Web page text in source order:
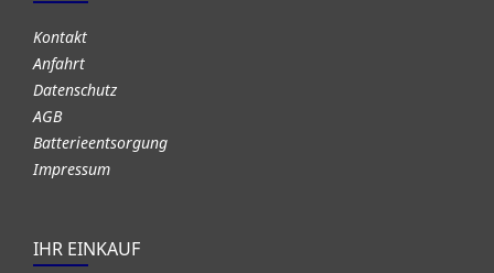
Kontakt
Anfahrt
Datenschutz
AGB
Batterieentsorgung
Impressum
IHR EINKAUF